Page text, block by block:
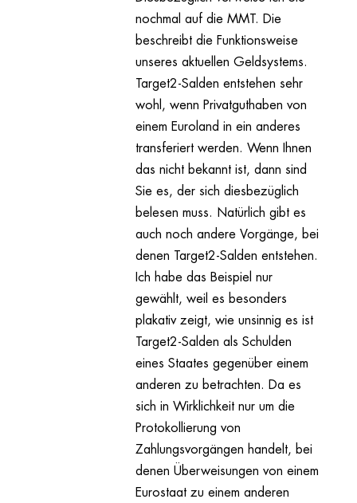
nochmal auf die MMT. Die
beschreibt die Funktionsweise
unseres aktuellen Geldsystems.
Target2-Salden entstehen sehr
wohl, wenn Privatguthaben von
einem Euroland in ein anderes
transferiert werden. Wenn Ihnen
das nicht bekannt ist, dann sind
Sie es, der sich diesbezüglich
belesen muss. Natürlich gibt es
auch noch andere Vorgänge, bei
denen Target2-Salden entstehen.
Ich habe das Beispiel nur
gewählt, weil es besonders
plakativ zeigt, wie unsinnig es ist
Target2-Salden als Schulden
eines Staates gegenüber einem
anderen zu betrachten. Da es
sich in Wirklichkeit nur um die
Protokollierung von
Zahlungsvorgängen handelt, bei
denen Überweisungen von einem
Eurostaat zu einem anderen